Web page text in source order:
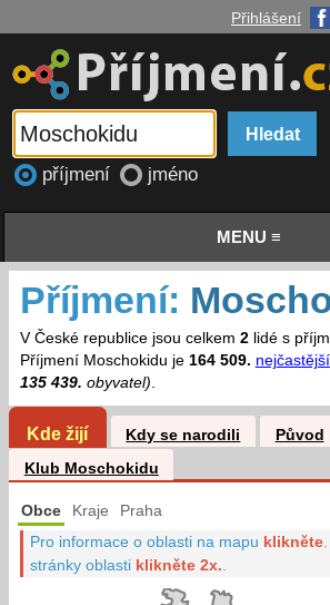
Přihlášení
příjmení jméno
MENU ≡
Příjmení:
V České republice jsou celkem 2lidé s
Příjmení Moschokidu je 164 509.
135 439. obyvatel).
Kde žijí Kdy se narodili Původ
Klub Moschokidu
Obce Kraje Praha
Pro informace o oblasti na mapu klikněte
stránky oblasti klikněte 2x.